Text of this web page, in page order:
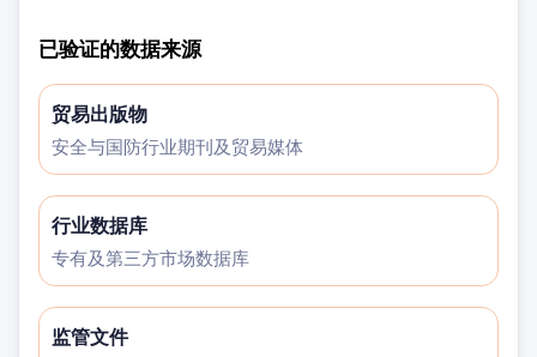
已验证的数据来源
贸易出版物
安全与国防行业期刊及贸易媒体
行业数据库
专有及第三方市场数据库
监管文件